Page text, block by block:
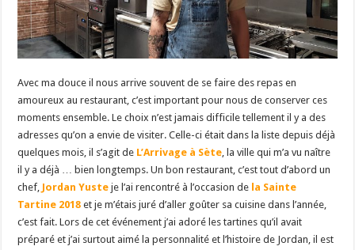
Avec ma douce il nous arrive souvent de se faire des repas en
amoureux au restaurant, c’est important pour nous de conserver ces
moments ensemble. Le choix n’est jamais difficile tellement il y a des
adresses qu’on a envie de visiter. Celle-ci était dans la liste depuis déjà
quelques mois, il s’agit de L’Arrivage à Sète , la ville qui m’a vu naître
il y a déjà … bien longtemps. Un bon restaurant, c’est tout d’abord un
chef, Jordan Yuste je l’ai rencontré à l’occasion de la Sainte
Tartine 2018 et je m’étais juré d’aller goûter sa cuisine dans l’année,
c’est fait. Lors de cet événement j’ai adoré les tartines qu’il avait
préparé et j’ai surtout aimé la personnalité et l’histoire de Jordan, il est